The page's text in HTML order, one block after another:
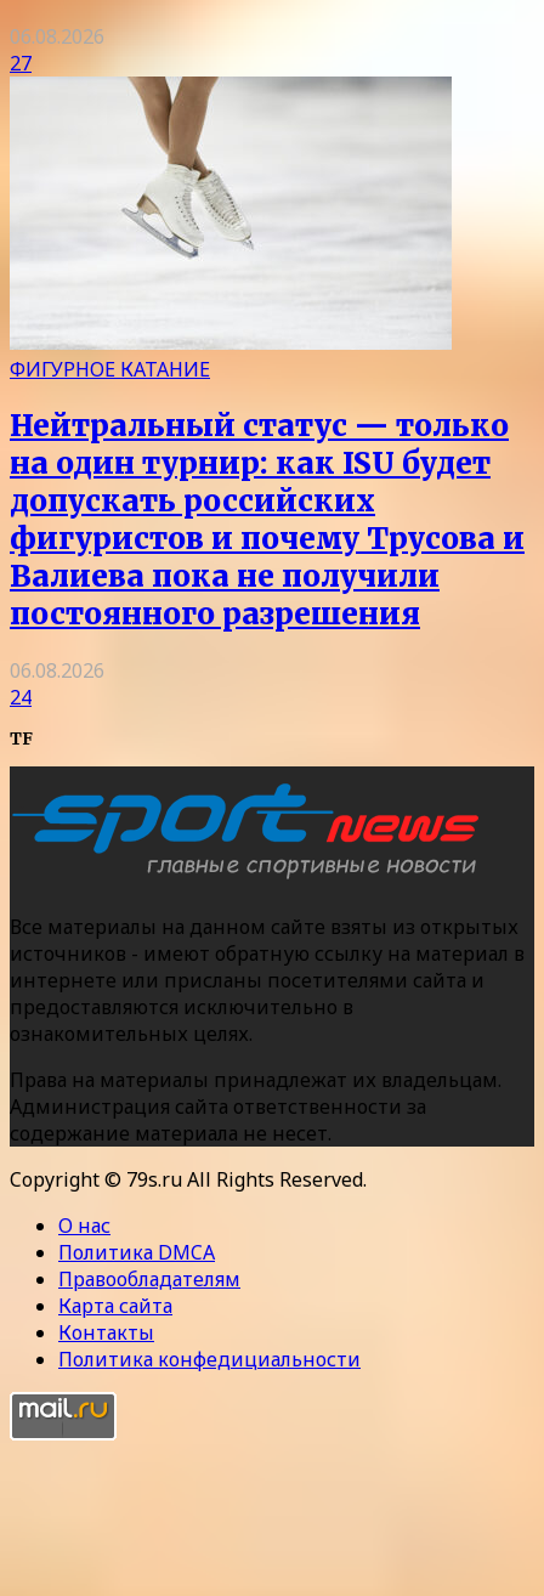
06.08.2026
27
ФИГУРНОЕ КАТАНИЕ
Нейтральный статус — только
на один турнир: как ISU будет
допускать российских
фигуристов и почему Трусова и
Валиева пока не получили
постоянного разрешения
06.08.2026
24
TF
Все материалы на данном сайте взяты из открытых
источников - имеют обратную ссылку на материал в
интернете или присланы посетителями сайта и
предоставляются исключительно в
ознакомительных целях.
Права на материалы принадлежат их владельцам.
Администрация сайта ответственности за
содержание материала не несет.
Copyright © 79s.ru All Rights Reserved.
О нас
Политика DMCA
Правообладателям
Карта сайта
Контакты
Политика конфедициальности